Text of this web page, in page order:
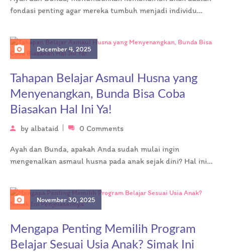
fondasi penting agar mereka tumbuh menjadi individu
December 4, 2025
Tahapan Belajar Asmaul Husna yang
Menyenangkan, Bunda Bisa Coba
Biasakan Hal Ini Ya!
by albataid 0 Comments
Ayah dan Bunda, apakah Anda sudah mulai ingin
mengenalkan asmaul husna pada anak sejak dini? Hal ini
November 30, 2025
Mengapa Penting Memilih Program
Belajar Sesuai Usia Anak? Simak Ini